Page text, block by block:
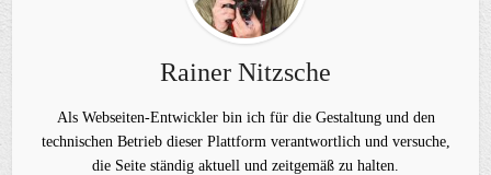
Rainer Nitzsche
Als Webseiten-Entwickler bin ich für die Gestaltung und den
technischen Betrieb dieser Plattform verantwortlich und versuche,
die Seite ständig aktuell und zeitgemäß zu halten.